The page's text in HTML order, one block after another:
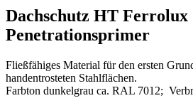
Dachschutz HT Ferrolux
Penetrationsprimer
Fließfähiges Material für den ersten
handentrosteten Stahlflächen.
Farbton dunkelgrau ca. RAL 7012;